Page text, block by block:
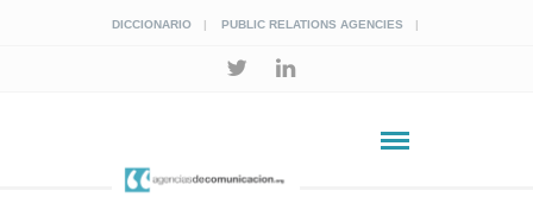
DICCIONARIO PUBLIC RELATIONS AGENCIES